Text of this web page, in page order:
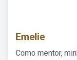
Emelie
Como mentor,